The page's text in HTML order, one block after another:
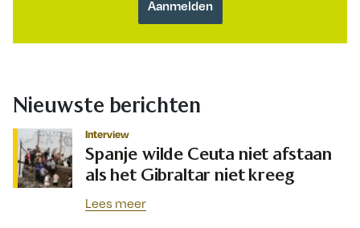
Nieuwste berichten
Interview
Spanje wilde Ceuta niet afstaan
als het Gibraltar niet kreeg
Lees meer